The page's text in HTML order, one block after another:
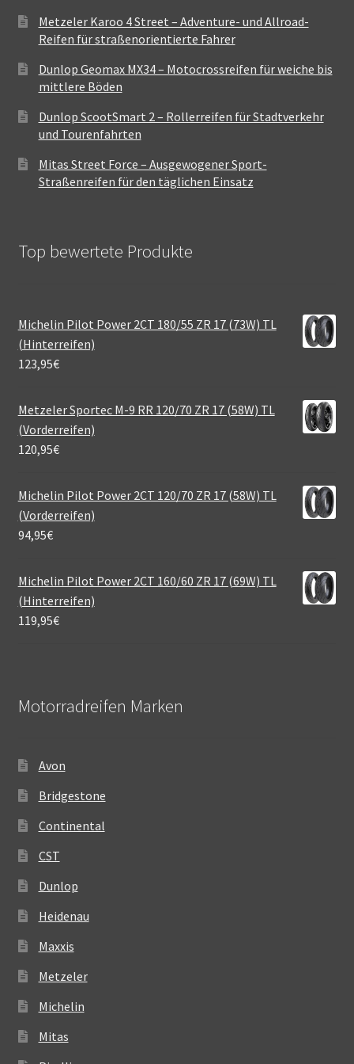
Metzeler Karoo 4 Street – Adventure- und Allroad-
Reifen für straßenorientierte Fahrer
Dunlop Geomax MX34 – Motocrossreifen für weiche bis
mittlere Böden
Dunlop ScootSmart 2 – Rollerreifen für Stadtverkehr
und Tourenfahrten
Mitas Street Force – Ausgewogener Sport-
Straßenreifen für den täglichen Einsatz
Top bewertete Produkte
Michelin Pilot Power 2CT 180/55 ZR 17 (73W) TL
(Hinterreifen)
123,95€
Metzeler Sportec M-9 RR 120/70 ZR 17 (58W) TL
(Vorderreifen)
120,95€
Michelin Pilot Power 2CT 120/70 ZR 17 (58W) TL
(Vorderreifen)
94,95€
Michelin Pilot Power 2CT 160/60 ZR 17 (69W) TL
(Hinterreifen)
119,95€
Motorradreifen Marken
Avon
Bridgestone
Continental
CST
Dunlop
Heidenau
Maxxis
Metzeler
Michelin
Mitas